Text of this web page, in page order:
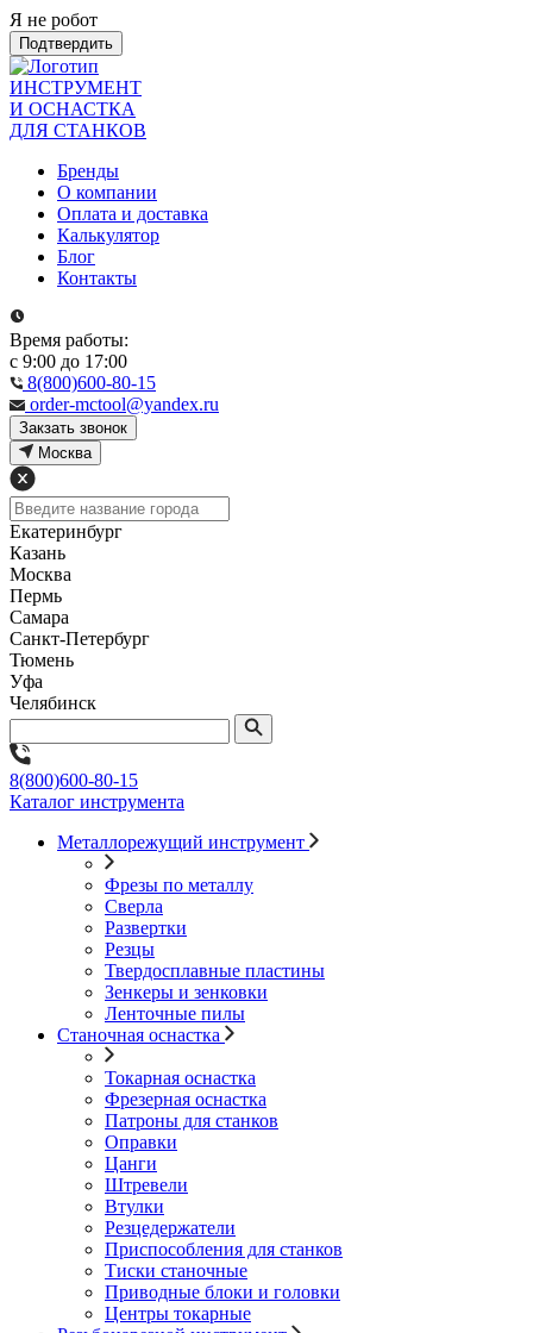
Я не робот
Подтвердить
ИНСТРУМЕНТ
И ОСНАСТКА
ДЛЯ СТАНКОВ
Бренды
О компании
Оплата и доставка
Калькулятор
Блог
Контакты
Время работы:
с 9:00 до 17:00
8(800)600-80-15
order-mctool@yandex.ru
Закзать звонок
Москва
Екатеринбург
Казань
Москва
Пермь
Самара
Санкт-Петербург
Тюмень
Уфа
Челябинск
8(800)600-80-15
Каталог инструмента
Металлорежущий инструмент
Фрезы по металлу
Сверла
Развертки
Резцы
Твердосплавные пластины
Зенкеры и зенковки
Ленточные пилы
Станочная оснастка
Токарная оснастка
Фрезерная оснастка
Патроны для станков
Оправки
Цанги
Штревели
Втулки
Резцедержатели
Приспособления для станков
Тиски станочные
Приводные блоки и головки
Центры токарные